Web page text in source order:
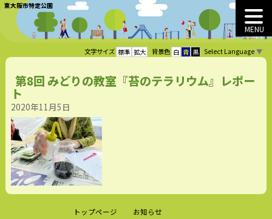
東大阪市特定公園
MENU
文字サイズ 標準 拡大 背景色 白 青 黒 Select Language ▼
第8回 みどりの教室『苔のテラリウム』レポー
ト
2020年11月5日
トップページ
お知らせ